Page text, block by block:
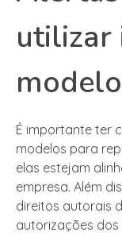
utilizar
É importante ter
modelos para
elas estejam
empresa. Além
direitos autorais
autorizações dos